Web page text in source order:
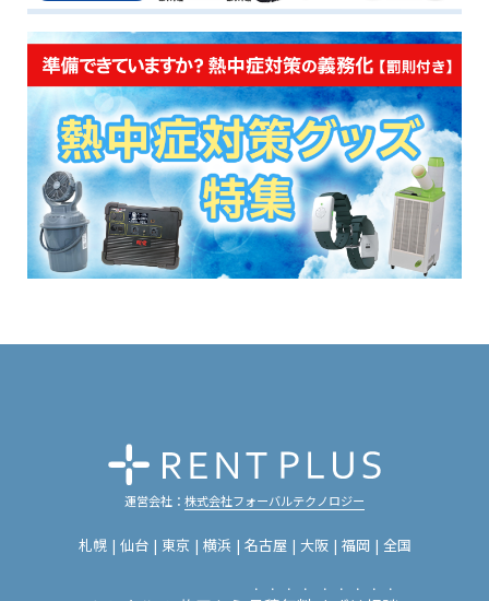
運営会社： 株式会社フォーバルテクノロジー
札幌 仙台 東京 横浜 名古屋 大阪 福岡 全国
・・・・ ・・・・・